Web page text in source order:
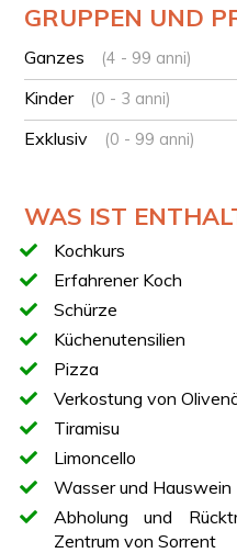
Olivenölverkostung
Pizza-Workshop mit
Backen
Mittagessen mit den
Dessert mit Tiramisu
VERKOSTUNG
Die im Erlebnis enthaltene
Frischer,
eigener Produktion
Verkostung von
Verkostung der
Ein Glas Wein
Hausgemachtes
Limoncello
GRUPPEN UND
Ganzes (4 - 99 anni)
Kinder (0 - 3 anni)
Exklusiv (0 - 99 anni)
WAS IST
Kochkurs
Erfahrener Koch
Schürze
Küchenutensilien
Pizza
Verkostung von
Tiramisu
Limoncello
Wasser und Hauswein
Abholung und
Zentrum von Sorrent